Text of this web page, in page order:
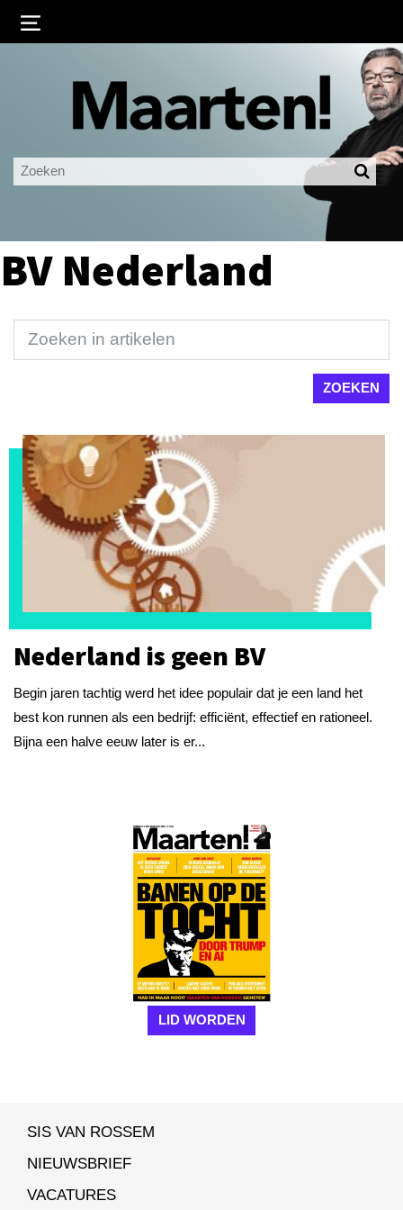
Ingelogd blijven
LOGIN
BV Nederland
Nederland is geen BV
Begin jaren tachtig werd het idee populair dat je een land het
best kon runnen als een bedrijf: efficiënt, effectief en rationeel.
Bijna een halve eeuw later is er...
LID WORDEN
SIS VAN ROSSEM
NIEUWSBRIEF
VACATURES